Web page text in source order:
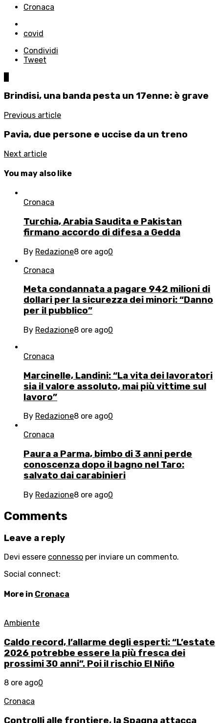
in
Cronaca
with
covid
Condividi
Tweet
Brindisi, una banda pesta un 17enne: è grave
Previous article
Pavia, due persone e uccise da un treno
Next article
You may also like
Cronaca
Turchia, Arabia Saudita e Pakistan
firmano accordo di difesa a Gedda
By Redazione8 ore ago0
Cronaca
Meta condannata a pagare 942 milioni di
dollari per la sicurezza dei minori: “Danno
per il pubblico”
By Redazione8 ore ago0
Cronaca
Marcinelle, Landini: “La vita dei lavoratori
sia il valore assoluto, mai più vittime sul
lavoro”
By Redazione8 ore ago0
Cronaca
Paura a Parma, bimbo di 3 anni perde
conoscenza dopo il bagno nel Taro:
salvato dai carabinieri
By Redazione8 ore ago0
Comments
Leave a reply
Devi essere connesso per inviare un commento.
Social connect:
More in Cronaca
Ambiente
Caldo record, l’allarme degli esperti: “L’estate
2026 potrebbe essere la più fresca dei
prossimi 30 anni”. Poi il rischio El Niño
8 ore ago0
Cronaca
Controlli alle frontiere, la Spagna attacca